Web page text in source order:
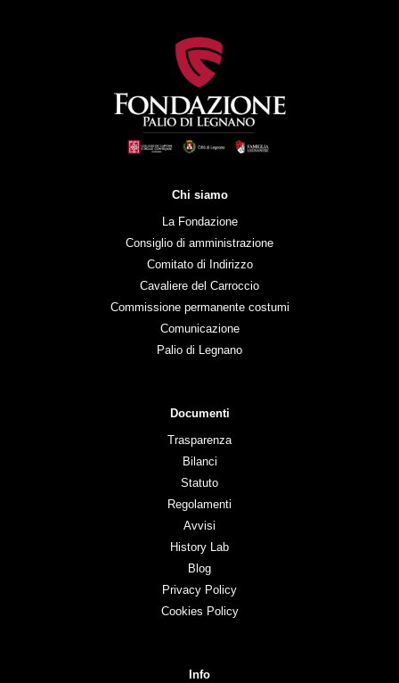
Chi siamo
La Fondazione
Consiglio di amministrazione
Comitato di Indirizzo
Cavaliere del Carroccio
Commissione permanente costumi
Comunicazione
Palio di Legnano
Documenti
Trasparenza
Bilanci
Statuto
Regolamenti
Avvisi
History Lab
Blog
Privacy Policy
Cookies Policy
Info